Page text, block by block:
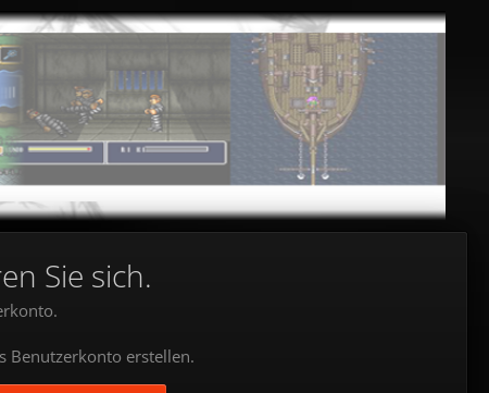
Sie sich.
Benutzerkonto erstellen.